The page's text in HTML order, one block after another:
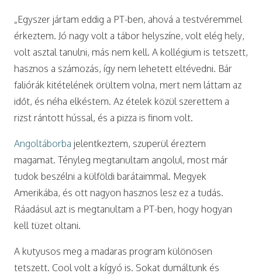
„Egyszer jártam eddig a PT-ben, ahová a testvéremmel
érkeztem. Jó nagy volt a tábor helyszíne, volt elég hely,
volt asztal tanulni, más nem kell. A kollégium is tetszett,
hasznos a számozás, így nem lehetett eltévedni. Bár
faliórák kitételének örültem volna, mert nem láttam az
időt, és néha elkéstem. Az ételek közül szerettem a
rizst rántott hússal, és a pizza is finom volt.
Angoltáborba jelentkeztem, szuperül éreztem
magamat. Tényleg megtanultam angolul, most már
tudok beszélni a külföldi barátaimmal. Megyek
Amerikába, és ott nagyon hasznos lesz ez a tudás.
Ráadásul azt is megtanultam a PT-ben, hogy hogyan
kell tüzet oltani.
A kutyusos meg a madaras program különösen
tetszett. Cool volt a kígyó is. Sokat dumáltunk és